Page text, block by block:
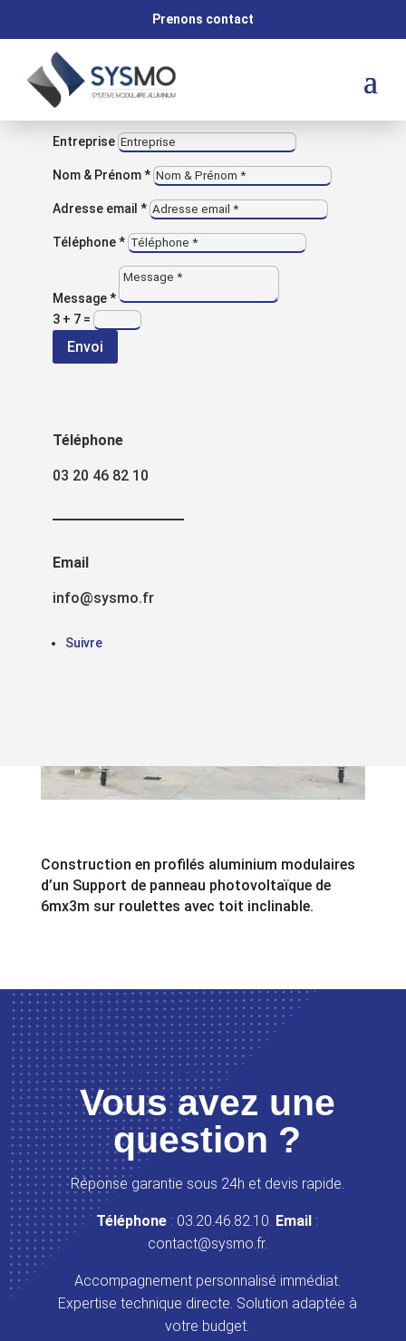
Prenons contact
Retour aux réalisations
NOS RÉALISATIONS
Châssis pour
panneaux
Construction en profilés aluminium modulaires
d’un Support de panneau photovoltaïque de
6mx3m sur roulettes avec toit inclinable.
LET’S GET CONNECTED
Vous avez une
question ?
Réponse garantie sous 24h et devis rapide.
Téléphone : 03.20.46.82.10. Email :
contact@sysmo.fr.
Accompagnement personnalisé immédiat.
Expertise technique directe. Solution adaptée à
votre budget.
VOUS AVEZ UNE QUESTION ?
Contactez-nous
Entreprise
Nom & Prénom *
Adresse email *
Téléphone *
Message *
3 + 7 =
Envoi
Téléphone
03 20 46 82 10
Email
info@sysmo.fr
Suivre